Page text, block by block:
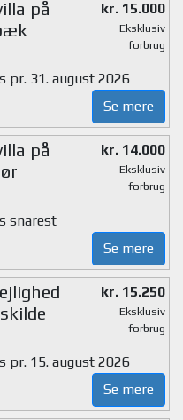
på
kr. 15.000
Eksklusiv
forbrug
pr. 31. august 2026
Se mere
på
kr. 14.000
Eksklusiv
forbrug
snarest
Se mere
kr. 15.250
Eksklusiv
forbrug
pr. 15. august 2026
Se mere